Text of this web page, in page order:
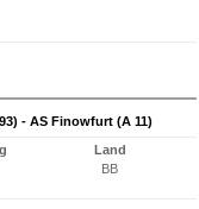
- AS Finowfurt (A 11)
Land
BB